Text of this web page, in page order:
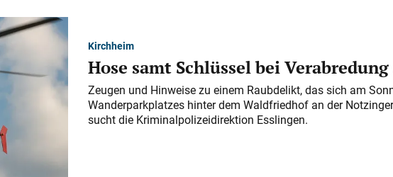
Kirchheim
Hose samt Schlüssel bei
Zeugen und Hinweise zu einem Raubdelikt, das sich am
Wanderparkplatzes hinter dem Waldfriedhof an der
sucht die Kriminalpolizeidirektion Esslingen.